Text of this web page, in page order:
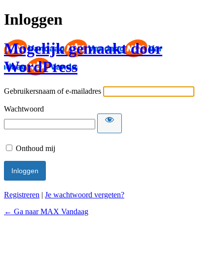
Inloggen
Mogelijk gemaakt door
WordPress
Gebruikersnaam of e-mailadres
Wachtwoord
Onthoud mij
Registreren | Je wachtwoord vergeten?
← Ga naar MAX Vandaag